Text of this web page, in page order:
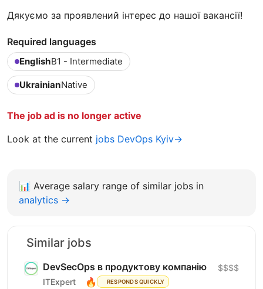
Дякуємо за проявлений інтерес до нашої вакансії!
Required languages
EnglishB1 - Intermediate
UkrainianNative
The job ad is no longer active
Look at the current jobs DevOps Kyiv→
📊 Average salary range of similar jobs in
analytics →
Similar jobs
DevSecOps в продуктову компанію
ITExpert 🔥 RESPONDS QUICKLY
$$$$